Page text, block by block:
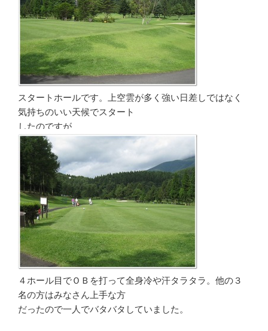
スタートホールです。上空雲が多く強い日差しではなく
気持ちのいい天候でスタート
したのですが
４ホール目でＯＢを打って全身冷や汗タラタラ。他の３
名の方はみなさん上手な方
だったので一人でバタバタしていました。